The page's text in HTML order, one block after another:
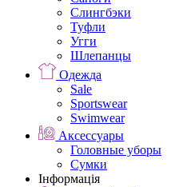
Слингбэки
Туфли
Угги
Шлепанцы
Одежда
Sale
Sportswear
Swimwear
Аксессуары
Головные уборы
Сумки
Інформація